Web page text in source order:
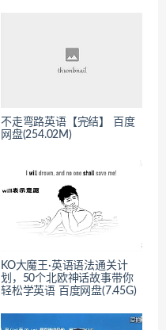
不走弯路英语【完结】 百度
网盘(254.02M)
KO大魔王·英语语法通关计
划，50个北欧神话故事带你
轻松学英语 百度网盘(7.45G)